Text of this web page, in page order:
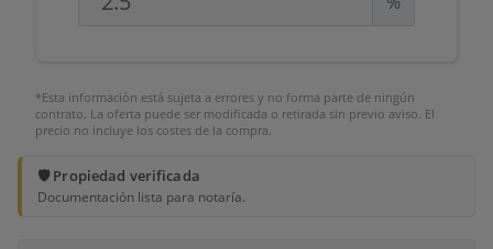
*Esta información está sujeta a errores y no forma parte de ningún
contrato. La oferta puede ser modificada o retirada sin previo aviso. El
precio no incluye los costes de la compra.
🛡️ Propiedad verificada
Documentación lista para notaría.